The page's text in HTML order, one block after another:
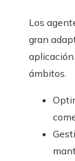
Los
gran
ámbitos.